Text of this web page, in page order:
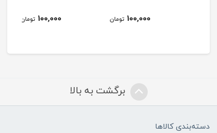
100,000 تومان 100,000 تومان
برگشت به بالا
دسته‌بندی کالاها